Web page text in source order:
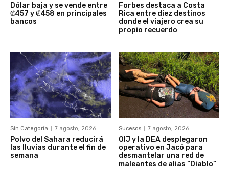
Dólar baja y se vende entre
₡457 y ₡458 en principales
bancos
Forbes destaca a Costa
Rica entre diez destinos
donde el viajero crea su
propio recuerdo
Sin Categoría 7 agosto, 2026
Polvo del Sahara reducirá
las lluvias durante el fin de
semana
Sucesos 7 agosto, 2026
OIJ y la DEA desplegaron
operativo en Jacó para
desmantelar una red de
maleantes de alias “Diablo”